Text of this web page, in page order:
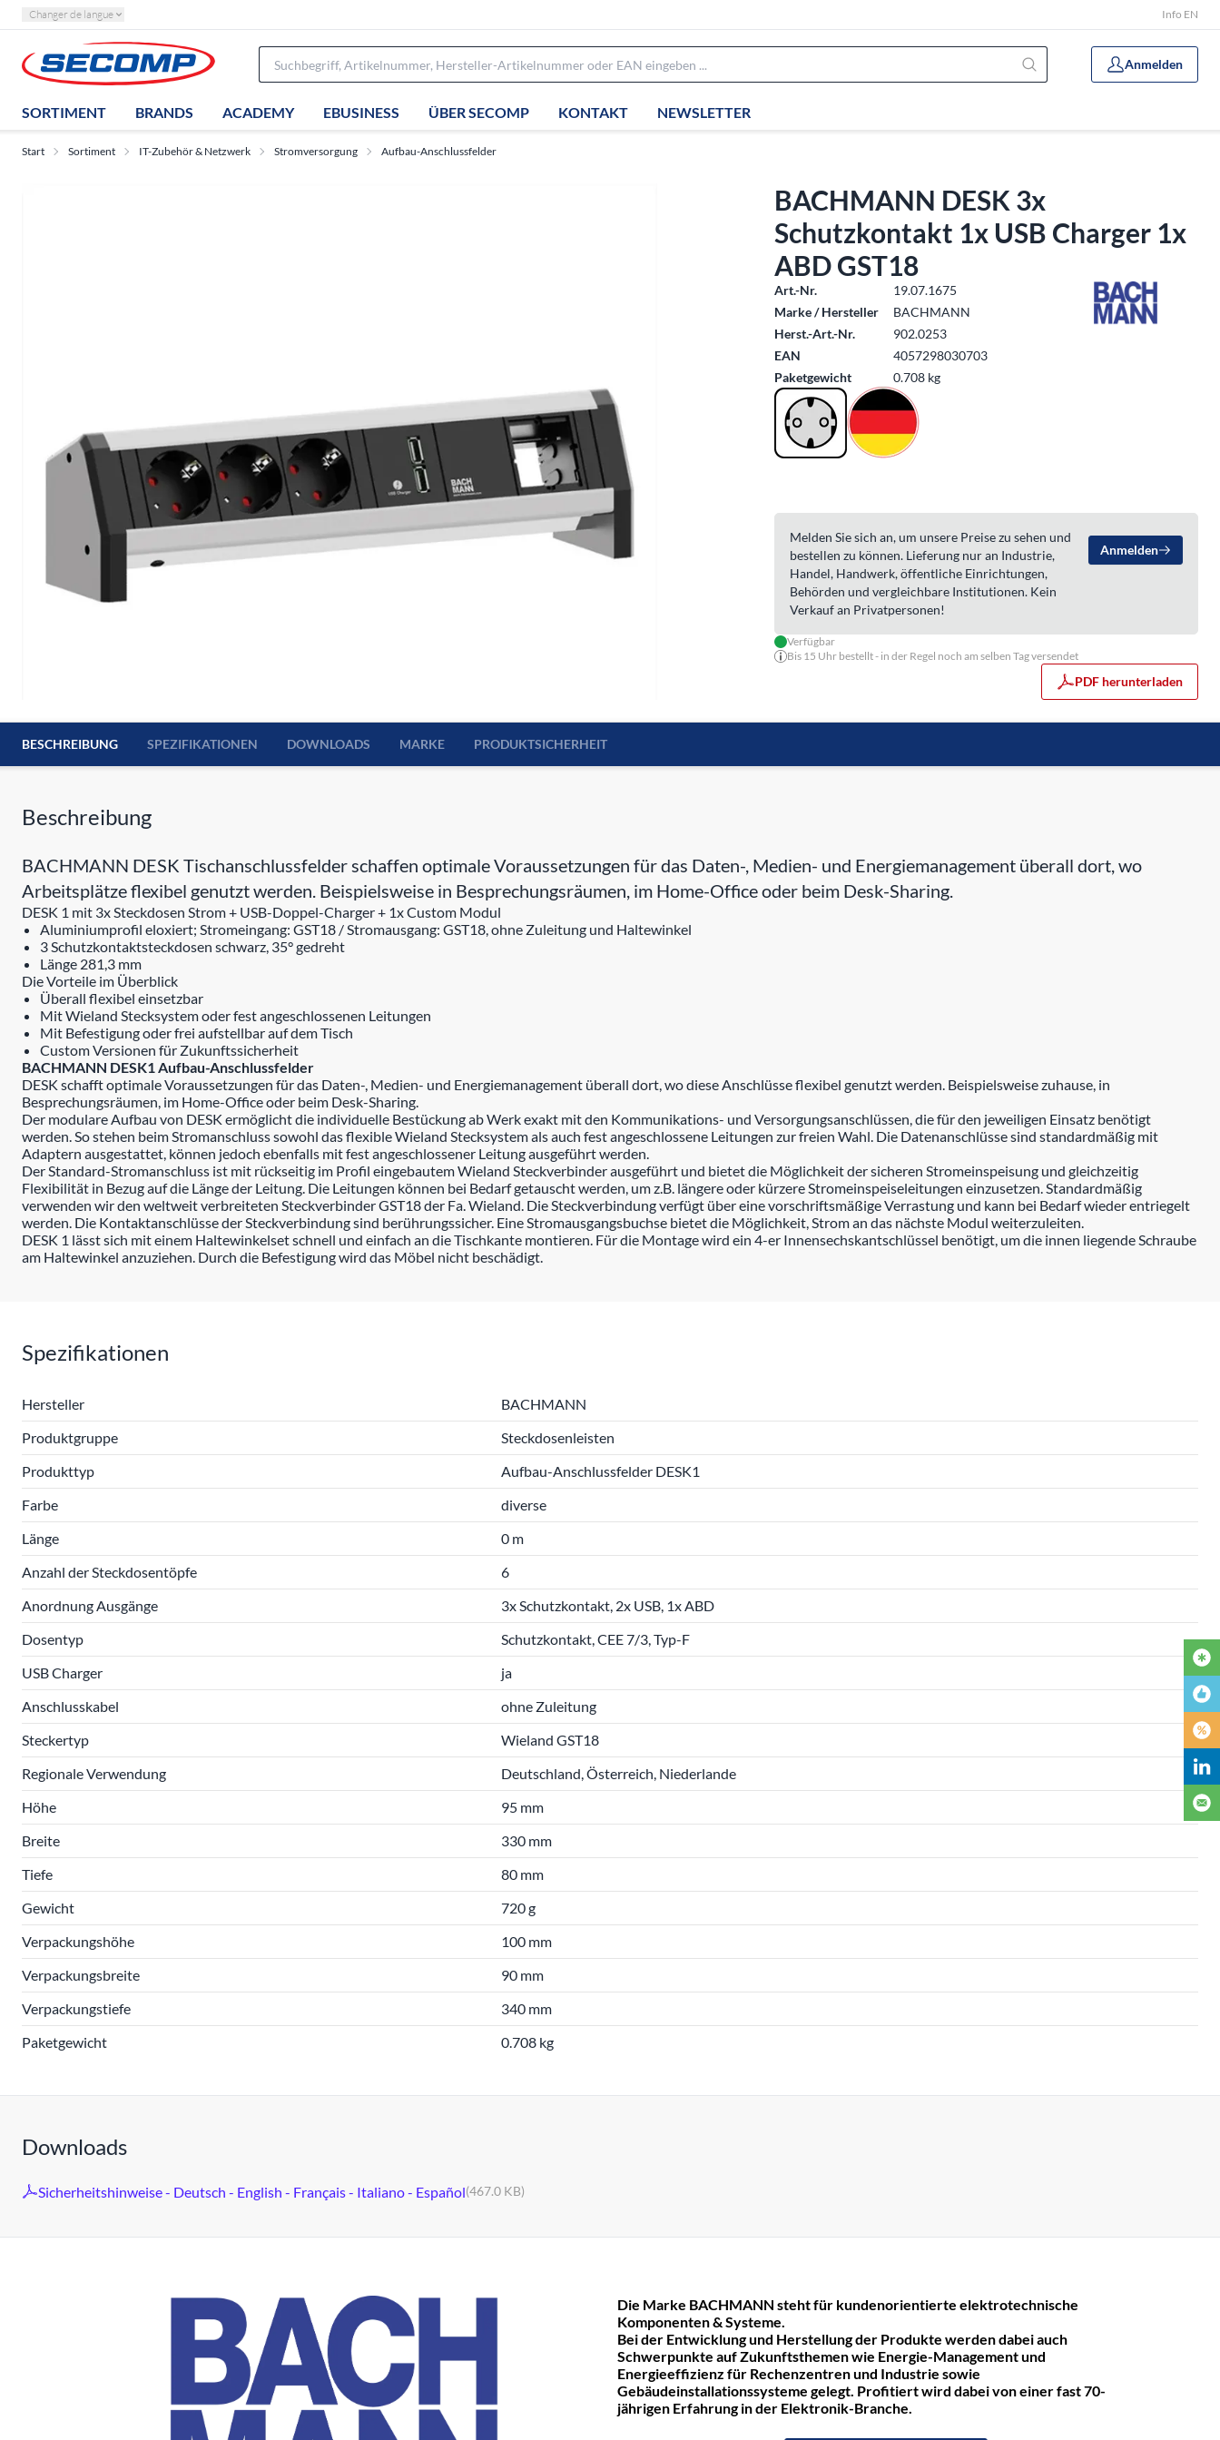
Changer de langue Info EN
Anmelden
SORTIMENT BRANDS ACADEMY EBUSINESS ÜBER SECOMP KONTAKT NEWSLETTER
Start Sortiment IT-Zubehör & Netzwerk Stromversorgung Aufbau-Anschlussfelder
BACHMANN DESK 3x
Schutzkontakt 1x USB Charger 1x
ABD GST18
Art.-Nr.
19.07.1675
Marke / Hersteller
BACHMANN
Herst.-Art.-Nr.
902.0253
EAN
4057298030703
Paketgewicht
0.708 kg
Melden Sie sich an, um unsere Preise zu sehen und
bestellen zu können. Lieferung nur an Industrie,
Handel, Handwerk, öffentliche Einrichtungen,
Behörden und vergleichbare Institutionen. Kein
Verkauf an Privatpersonen!
Anmelden
Verfügbar
Bis 15 Uhr bestellt - in der Regel noch am selben Tag versendet
PDF herunterladen
BESCHREIBUNG SPEZIFIKATIONEN DOWNLOADS MARKE PRODUKTSICHERHEIT
Beschreibung
BACHMANN DESK Tischanschlussfelder schaffen optimale Voraussetzungen für das Daten-, Medien- und Energiemanagement überall dort, wo
Arbeitsplätze flexibel genutzt werden. Beispielsweise in Besprechungsräumen, im Home-Office oder beim Desk-Sharing.
DESK 1 mit 3x Steckdosen Strom + USB-Doppel-Charger + 1x Custom Modul
Aluminiumprofil eloxiert; Stromeingang: GST18 / Stromausgang: GST18, ohne Zuleitung und Haltewinkel
3 Schutzkontaktsteckdosen schwarz, 35° gedreht
Länge 281,3 mm
Die Vorteile im Überblick
Überall flexibel einsetzbar
Mit Wieland Stecksystem oder fest angeschlossenen Leitungen
Mit Befestigung oder frei aufstellbar auf dem Tisch
Custom Versionen für Zukunftssicherheit
BACHMANN DESK1 Aufbau-Anschlussfelder
DESK schafft optimale Voraussetzungen für das Daten-, Medien- und Energiemanagement überall dort, wo diese Anschlüsse flexibel genutzt werden. Beispielsweise zuhause, in
Besprechungsräumen, im Home-Office oder beim Desk-Sharing.
Der modulare Aufbau von DESK ermöglicht die individuelle Bestückung ab Werk exakt mit den Kommunikations- und Versorgungsanschlüssen, die für den jeweiligen Einsatz benötigt
werden. So stehen beim Stromanschluss sowohl das flexible Wieland Stecksystem als auch fest angeschlossene Leitungen zur freien Wahl. Die Datenanschlüsse sind standardmäßig mit
Adaptern ausgestattet, können jedoch ebenfalls mit fest angeschlossener Leitung ausgeführt werden.
Der Standard-Stromanschluss ist mit rückseitig im Profil eingebautem Wieland Steckverbinder ausgeführt und bietet die Möglichkeit der sicheren Stromeinspeisung und gleichzeitig
Flexibilität in Bezug auf die Länge der Leitung. Die Leitungen können bei Bedarf getauscht werden, um z.B. längere oder kürzere Stromeinspeiseleitungen einzusetzen. Standardmäßig
verwenden wir den weltweit verbreiteten Steckverbinder GST18 der Fa. Wieland. Die Steckverbindung verfügt über eine vorschriftsmäßige Verrastung und kann bei Bedarf wieder entriegelt
werden. Die Kontaktanschlüsse der Steckverbindung sind berührungssicher. Eine Stromausgangsbuchse bietet die Möglichkeit, Strom an das nächste Modul weiterzuleiten.
DESK 1 lässt sich mit einem Haltewinkelset schnell und einfach an die Tischkante montieren. Für die Montage wird ein 4-er Innensechskantschlüssel benötigt, um die innen liegende Schraube
am Haltewinkel anzuziehen. Durch die Befestigung wird das Möbel nicht beschädigt.
Spezifikationen
Hersteller
BACHMANN
Produktgruppe
Steckdosenleisten
Produkttyp
Aufbau-Anschlussfelder DESK1
Farbe
diverse
Länge
0 m
Anzahl der Steckdosentöpfe
6
Anordnung Ausgänge
3x Schutzkontakt, 2x USB, 1x ABD
Dosentyp
Schutzkontakt, CEE 7/3, Typ-F
USB Charger
ja
Anschlusskabel
ohne Zuleitung
Steckertyp
Wieland GST18
Regionale Verwendung
Deutschland, Österreich, Niederlande
Höhe
95 mm
Breite
330 mm
Tiefe
80 mm
Gewicht
720 g
Verpackungshöhe
100 mm
Verpackungsbreite
90 mm
Verpackungstiefe
340 mm
Paketgewicht
0.708 kg
Downloads
Sicherheitshinweise - Deutsch - English - Français - Italiano - Español(467.0 KB)
Die Marke BACHMANN steht für kundenorientierte elektrotechnische
Komponenten & Systeme.
Bei der Entwicklung und Herstellung der Produkte werden dabei auch
Schwerpunkte auf Zukunftsthemen wie Energie-Management und
Energieeffizienz für Rechenzentren und Industrie sowie
Gebäudeinstallationssysteme gelegt. Profitiert wird dabei von einer fast 70-
jährigen Erfahrung in der Elektronik-Branche.